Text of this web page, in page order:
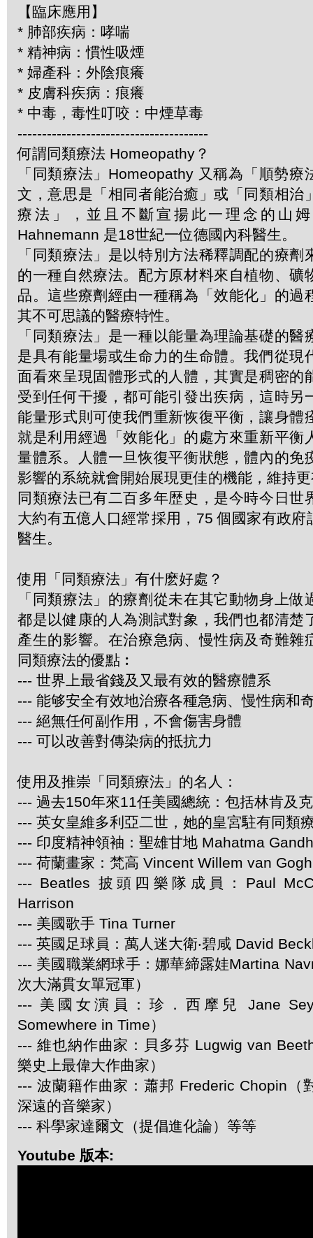
【臨床應用】
* 肺部疾病：哮喘
* 精神病：慣性吸煙
* 婦產科：外陰痕癢
* 皮膚科疾病：痕癢
* 中毒，毒性叮咬：中煙草毒
---------------------------------------
何謂同類療法 Homeopathy？
「同類療法」Homeopathy 又稱為「順勢療
文，意思是「相同者能治癒」或「同類相治
療法」，並且不斷宣揚此一理念的山
Hahnemann 是18世紀一位德國內科醫生。
「同類療法」是以特別方法稀釋調配的療劑
的一種自然療法。配方原材料來自植物、礦
品。這些療劑經由一種稱為「效能化」的過
其不可思議的醫療特性。
「同類療法」是一種以能量為理論基礎的醫
是具有能量場或生命力的生命體。我們從現
面看來呈現固體形式的人體，其實是稠密的
受到任何干擾，都可能引發出疾病，這時另
能量形式則可使我們重新恢復平衡，讓身體
就是利用經過「效能化」的處方來重新平衡
量體系。人體一旦恢復平衡狀態，體內的免
影響的系統就會開始展現更佳的機能，維持
同類療法已有二百多年歴史，是今時今日世
大約有五億人口經常採用，75 個國家有政府
醫生。
使用「同類療法」有什麽好處？
「同類療法」的療劑從未在其它動物身上做
都是以健康的人為測試對象，我們也都清楚
產生的影響。在治療急病、慢性病及奇難雜
同類療法的優點︰
--- 世界上最省錢及又最有效的醫療體系
--- 能够安全有效地治療各種急病、慢性病和
--- 絕無任何副作用，不會傷害身體
--- 可以改善對傳染病的抵抗力
使用及推崇「同類療法」的名人：
--- 過去150年來11任美國總統：包括林肯及
--- 英女皇維多利亞二世，她的皇宮駐有同類
--- 印度精神領袖：聖雄甘地 Mahatma
--- 荷蘭畫家：梵高 Vincent Willem van Gogh
--- Beatles 披頭四樂隊成員：Paul
Harrison
--- 美國歌手 Tina Turner
--- 英國足球員：萬人迷大衛‧碧咸 David
--- 美國職業網球手：娜華締露娃Martina
次大滿貫女單冠軍）
--- 美國女演員：珍．西摩兒 Jane
Somewhere in Time）
--- 維也納作曲家：貝多芬 Lugwig van
樂史上最偉大作曲家）
--- 波蘭籍作曲家：蕭邦 Frederic Chopin（
深遠的音樂家）
--- 科學家達爾文（提倡進化論）等等
Youtube 版本: